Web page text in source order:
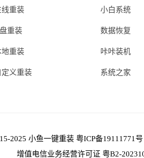
线重装
重装
地重装
定义重装
小白系统
数据恢复
咔咔装机
系统之家
2025 小鱼一键重装 粤ICP备19111771号
增值电信业务经营许可证 粤B2-